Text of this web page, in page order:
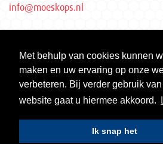
Met behulp van cookies kunnen
maken en uw ervaring op onze
verbeteren. Bij verder gebruik
website gaat u hiermee akkoord.
Ik snap het
info@moeskops.nl
KvK Eindhoven 17037155
Gecertificeerd volgens ISO 9001 | ISO